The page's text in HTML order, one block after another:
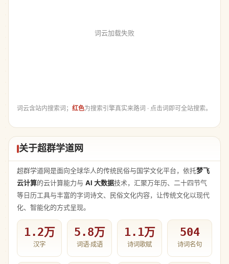
词云加载失败
词云含站内搜索词； 红色为搜索引擎真实来路词 · 点击词即可全站搜索。
关于超群学道网
超群学道网是面向全球华人的传统民俗与国学文化平台，依托梦飞
云计算的云计算能力与 AI 大数据技术，汇聚万年历、二十四节气
等日历工具与丰富的字词诗文、民俗文化内容，让传统文化以现代
化、智能化的方式呈现。
1.2万
汉字
5.8万
词语·成语
1.1万
诗词歌赋
504
诗词名句